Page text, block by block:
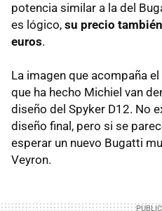
potencia similar a la del
es lógico, su precio
euros.
La imagen que acompaña
que ha hecho Michiel van
diseño del Spyker D12. No
diseño final, pero si se
esperar un nuevo Bugatti
Veyron.